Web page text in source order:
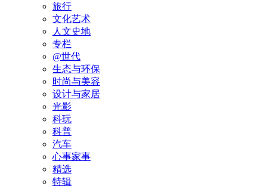
旅行
文化艺术
人文史地
专栏
@世代
生态与环保
时尚与美容
设计与家居
光影
科玩
科普
汽车
心事家事
精选
特辑